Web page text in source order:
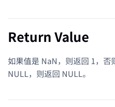
Return Value
如果值是 NaN，则返回 1，否
NULL，则返回 NULL。